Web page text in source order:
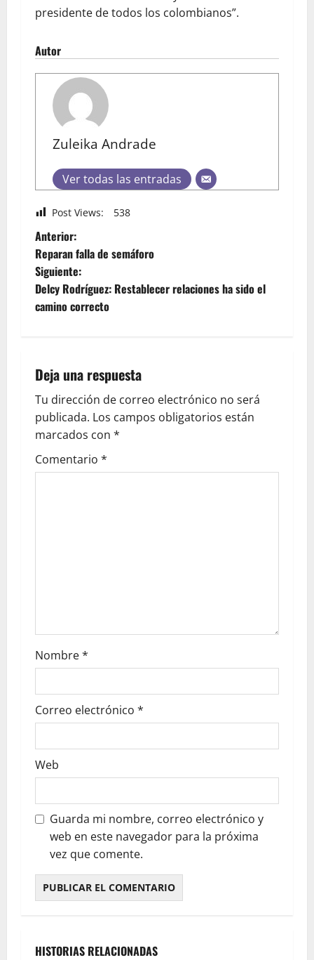
presidente de todos los colombianos”.
Autor
Zuleika Andrade
Ver todas las entradas
Post Views: 538
Anterior:
Reparan falla de semáforo
Siguiente:
Delcy Rodríguez: Restablecer relaciones ha sido el
camino correcto
Deja una respuesta
Tu dirección de correo electrónico no será
publicada. Los campos obligatorios están
marcados con *
Comentario *
Nombre*
Correo electrónico *
Web
Guarda mi nombre, correo electrónico y
web en este navegador para la próxima
vez que comente.
HISTORIAS RELACIONADAS